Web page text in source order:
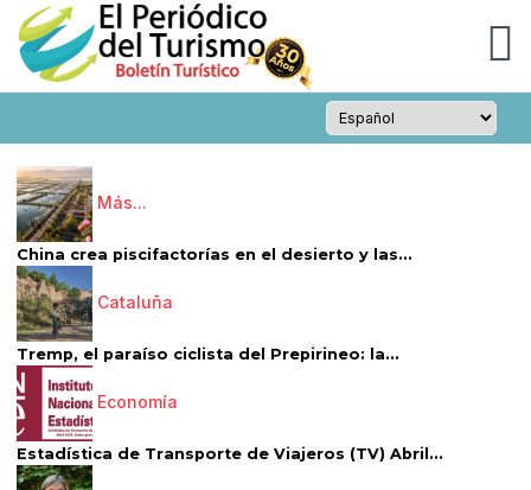
Más...
China crea piscifactorías en el desierto y las...
Cataluña
Tremp, el paraíso ciclista del Prepirineo: la...
Economía
Estadística de Transporte de Viajeros (TV) Abril...